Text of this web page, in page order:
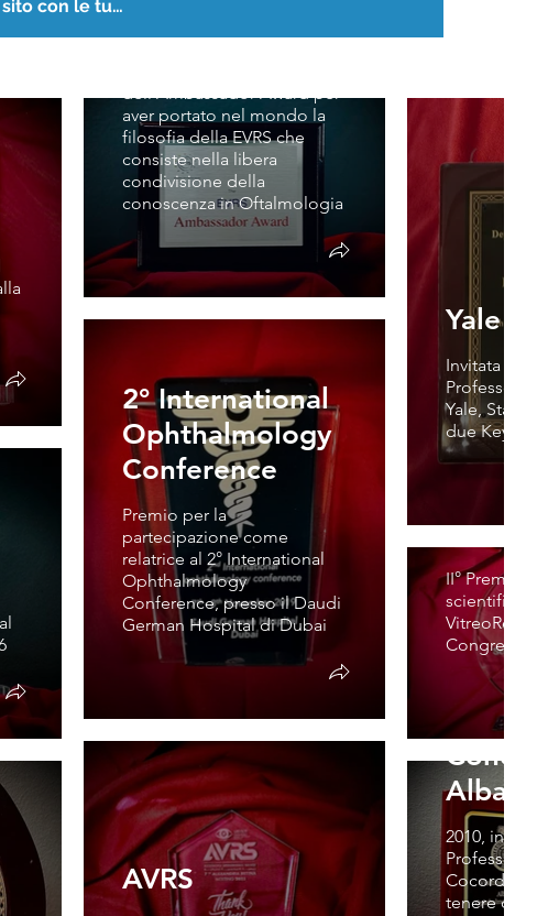
dell'Ambassador Award per
aver portato nel mondo la
filosofia della EVRS che
consiste nella libera
condivisione della
conoscenza in Oftalmologia
Yale
Invitata
Professor
Yale, Stati
due
2° International
Ophthalmology
Conference
Premio per la
partecipazione come
relatrice al 2° International
Ophthalmology
Conference, presso il Daudi
German Hospital di Dubai
EVRS
II° Premio
scientifico al
Congress
AVRS
Albania
2010,
Professor
Cocordie di
tenere due